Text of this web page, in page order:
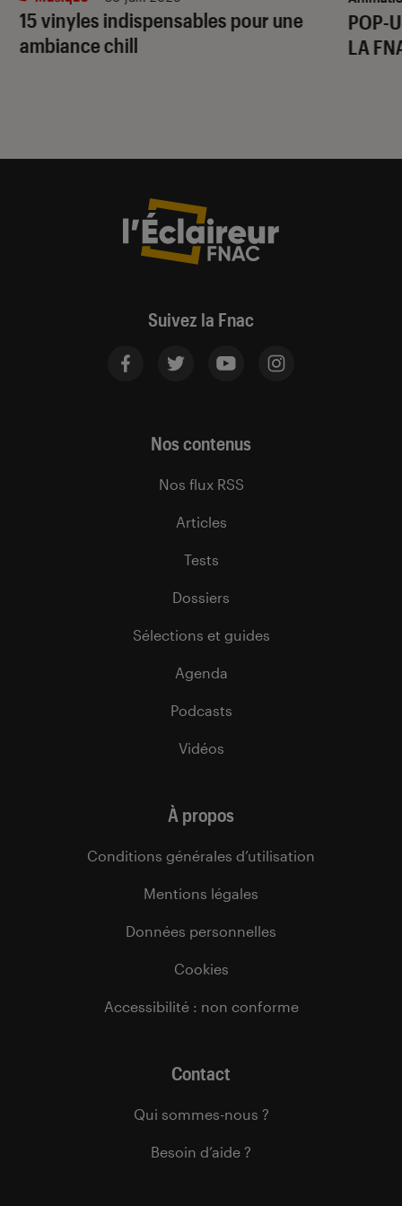
15 vinyles indispensables pour une
ambiance chill
POP-
LA
Suivez la Fnac
Nos contenus
Nos flux RSS
Articles
Tests
Dossiers
Sélections et guides
Agenda
Podcasts
Vidéos
À propos
Conditions générales d’utilisation
Mentions légales
Données personnelles
Cookies
Accessibilité : non conforme
Contact
Qui sommes-nous ?
Besoin d’aide ?